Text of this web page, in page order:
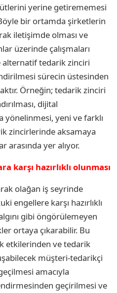
yerine getirememesi
bir ortamda şirketlerin
iletişimde olması ve
üzerinde çalışmaları
tedarik zinciri
sürecin üstesinden
Örneğin; tedarik zinciri
dijital
yönelinmesi, yeni ve farklı
zincirlerinde aksamaya
arasında yer alıyor.
karşı hazırlıklı olunması
olağan iş seyrinde
engellere karşı hazırlıklı
gibi öngörülemeyen
ortaya çıkarabilir. Bu
etkilerinden ve tedarik
müşteri-tedarikçi
amacıyla
geçirilmesi ve